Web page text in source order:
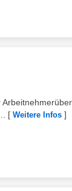
[ Weitere Infos ]